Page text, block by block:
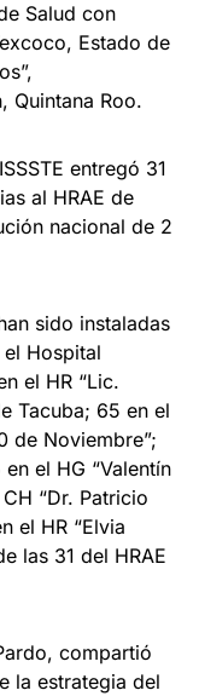
Salud con
Estado de
Quintana Roo.
entregó 31
al HRAE de
nacional de 2
sido instaladas
Hospital
el HR “Lic.
Tacuba; 65 en el
de Noviembre”;
el HG “Valentín
“Dr. Patricio
el HR “Elvia
las 31 del HRAE
compartió
la estrategia del